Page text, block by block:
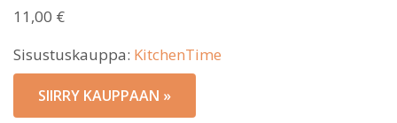
11,00 €
Sisustuskauppa: KitchenTime
SIIRRY KAUPPAAN »